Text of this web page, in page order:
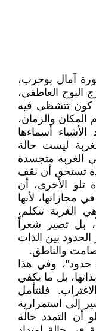
آمال بوحرب،
العاطفي،
كون تتشظى فيه
المكان والزمان،
أسماءها
ليست حالة
الغربة متجسدة
تستحق أن نقف
تلو الأخرى، أن
مجازاتها، لأنها
الغربة تتكلم،
بل تصير شعراً
بين الذات
والناطق.
حدود"، وفي هذا
بل ما يكفي
فلنتأمل
إلى استمرارية
أن التمدد حالة